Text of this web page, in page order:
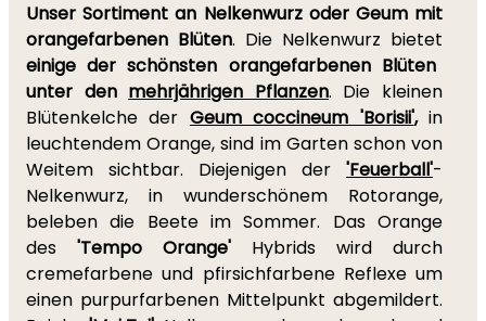
Unser Sortiment an Nelkenwurz oder Geum mit
orangefarbenen Blüten. Die Nelkenwurz bietet
einige der schönsten orangefarbenen Blüten
unter den mehrjährigen Pflanzen. Die kleinen
Blütenkelche der Geum coccineum 'Borisii',in
leuchtendem Orange, sind im Garten schon von
Weitem sichtbar. Diejenigen der 'Feuerball'-
Nelkenwurz, in wunderschönem Rotorange,
beleben die Beete im Sommer. Das Orange
des 'Tempo Orange' Hybrids wird durch
cremefarbene und pfirsichfarbene Reflexe um
einen purpurfarbenen Mittelpunkt abgemildert.